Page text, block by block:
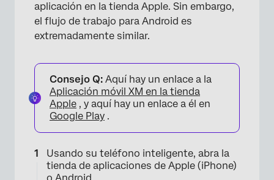
aplicación en la tienda Apple. Sin embargo,
el flujo de trabajo para Android es
extremadamente similar.
Consejo Q: Aquí hay un enlace a la
Aplicación móvil XM en la tienda
Apple , y aquí hay un enlace a él en
Google Play .
Usando su teléfono inteligente, abra la
tienda de aplicaciones de Apple (iPhone)